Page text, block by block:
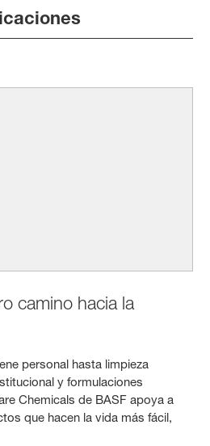
camino hacia la
personal hasta limpieza
y formulaciones
Chemicals de BASF apoya a
que hacen la vida más fácil,